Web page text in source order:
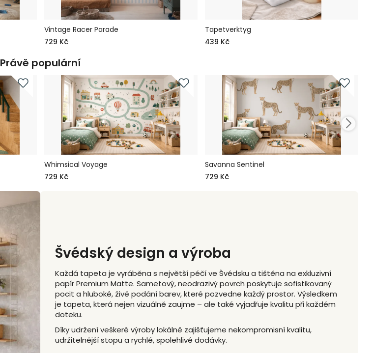
Vintage Racer Parade
729 Kč
Tapetverktyg
439 Kč
Právě populární
Whimsical Voyage
729 Kč
Savanna Sentinel
729 Kč
Švédský design a výroba
Každá tapeta je vyráběna s největší péčí ve Švédsku a tištěna na exkluzivní
papír Premium Matte. Sametový, neodrazivý povrch poskytuje sofistikovaný
pocit a hluboké, živé podání barev, které pozvedne každý prostor. Výsledkem
je tapeta, která nejen vizuálně zaujme – ale také vyjadřuje kvalitu při každém
doteku.
Díky udržení veškeré výroby lokálně zajišťujeme nekompromisní kvalitu,
udržitelnější stopu a rychlé, spolehlivé dodávky.